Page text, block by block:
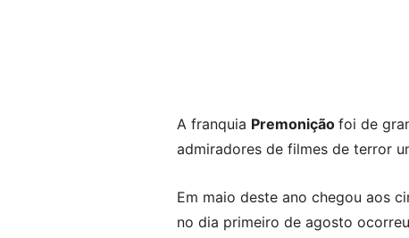
A franquia Premonição foi de
admiradores de filmes de terror
Em maio deste ano chegou aos
no dia primeiro de agosto